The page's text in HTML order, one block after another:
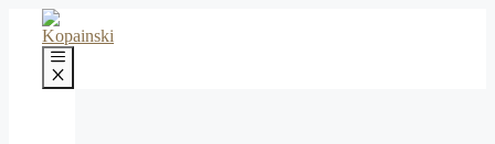
Inhalt
springen